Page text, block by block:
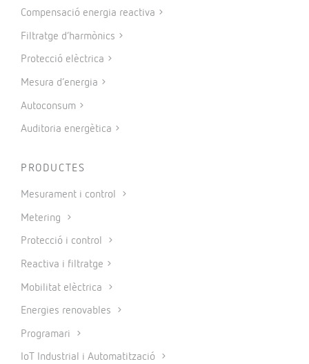
Compensació energia reactiva
Filtratge d’harmònics
Protecció elèctrica
Mesura d’energia
Autoconsum
Auditoria energètica
PRODUCTES
Mesurament i control
Metering
Protecció i control
Reactiva i filtratge
Mobilitat elèctrica
Energies renovables
Programari
IoT Industrial i Automatització